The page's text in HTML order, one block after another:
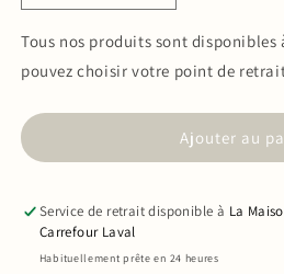
la
quantité
de
pour
Rose
la
quantité
de
Crème
pour
mains
la
Rose
Tous nos produits sont
pouvez choisir votre point de
Ajouter au
Service de retrait disponible à La
Carrefour Laval
Habituellement prête en 24 heures